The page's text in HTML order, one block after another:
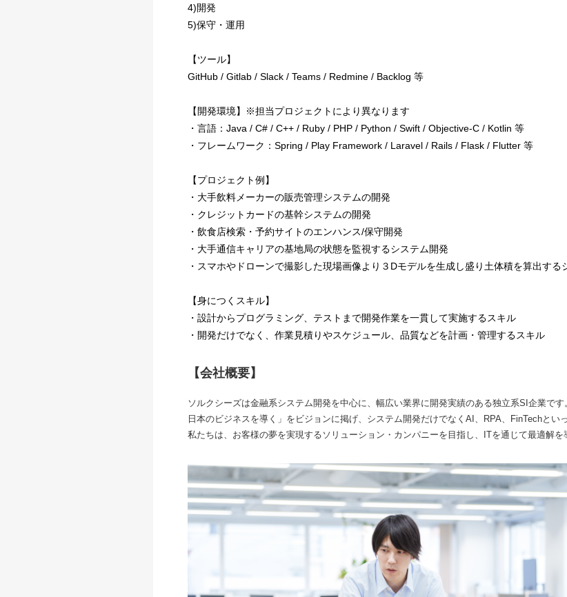
4)開発
5)保守・運用
【ツール】
GitHub / Gitlab / Slack / Teams / Redmine / Backlog 等
【開発環境】※担当プロジェクトにより異なります
・言語：Java / C# / C++ / Ruby / PHP / Python / Swift / Objective-C / Kotlin 等
・フレームワーク：Spring / Play Framework / Laravel / Rails / Flask / Flutter 等
【プロジェクト例】
・大手飲料メーカーの販売管理システムの開発
・クレジットカードの基幹システムの開発
・飲食店検索・予約サイトのエンハンス/保守開発
・大手通信キャリアの基地局の状態を監視するシステム開発
・スマホやドローンで撮影した現場画像より３Dモデルを生成し盛り土体積を算出する
【身につくスキル】
・設計からプログラミング、テストまで開発作業を一貫して実施するスキル
・開発だけでなく、作業見積りやスケジュール、品質などを計画・管理するスキル
【会社概要】
ソルクシーズは金融系システム開発を中心に、幅広い業界に開発実績のある独立系SI企業で
日本のビジネスを導く」をビジョンに掲げ、システム開発だけでなくAI、RPA、FinTechとい
私たちは、お客様の夢を実現するソリューション・カンパニーを目指し、ITを通じて最適解を